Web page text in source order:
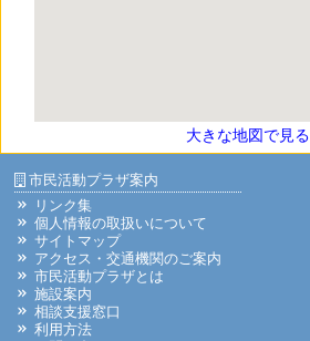
大きな地図で見る
市民活動プラザ案内
リンク集
個人情報の取扱いについて
サイトマップ
アクセス・交通機関のご案内
市民活動プラザとは
施設案内
相談支援窓口
利用方法